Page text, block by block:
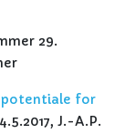
29.
potentiale for
J.-A.P.